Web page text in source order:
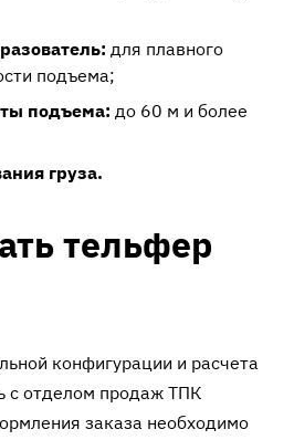
для плавного
подъема;
подъема: до 60 м и более
груза.
тельфер
конфигурации и расчета
с отделом продаж ТПК
заказа необходимо